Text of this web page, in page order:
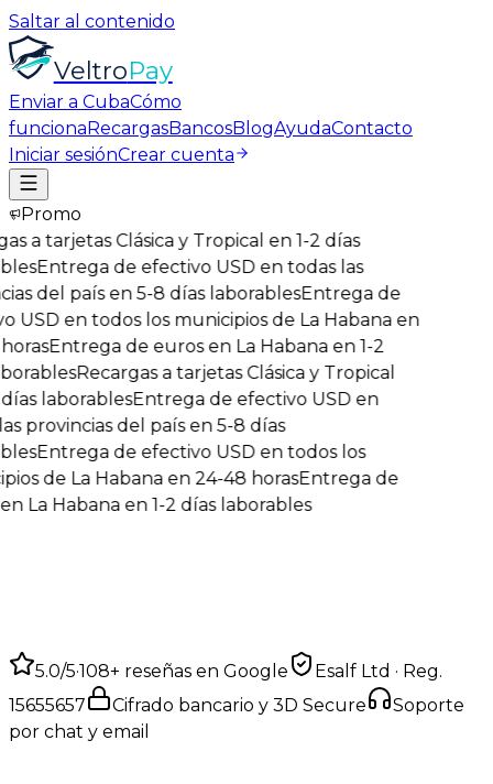
Saltar al contenido
VeltroPay
Enviar a CubaCómo
funcionaRecargasBancosBlogAyudaContacto
Iniciar sesiónCrear cuenta
Promo
a tarjetas Clásica y Tropical en 1-2 días
Entrega de efectivo USD en todas las
del país en 5-8 días laborablesEntrega de
USD en todos los municipios de La Habana en
Entrega de euros en La Habana en 1-2
Recargas a tarjetas Clásica y Tropical
laborablesEntrega de efectivo USD en
provincias del país en 5-8 días
Entrega de efectivo USD en todos los
de La Habana en 24-48 horasEntrega de
La Habana en 1-2 días laborables
5.0/5·108+ reseñas en Google
Esalf Ltd · Reg.
15655657
Cifrado bancario y 3D Secure
Soporte
por chat y email